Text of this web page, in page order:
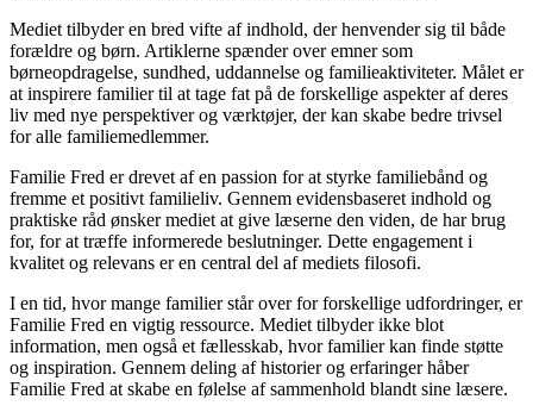
Mediet tilbyder en bred vifte af indhold, der henvender sig til både
forældre og børn. Artiklerne spænder over emner som
børneopdragelse, sundhed, uddannelse og familieaktiviteter. Målet er
at inspirere familier til at tage fat på de forskellige aspekter af deres
liv med nye perspektiver og værktøjer, der kan skabe bedre trivsel
for alle familiemedlemmer.
Familie Fred er drevet af en passion for at styrke familiebånd og
fremme et positivt familieliv. Gennem evidensbaseret indhold og
praktiske råd ønsker mediet at give læserne den viden, de har brug
for, for at træffe informerede beslutninger. Dette engagement i
kvalitet og relevans er en central del af mediets filosofi.
I en tid, hvor mange familier står over for forskellige udfordringer, er
Familie Fred en vigtig ressource. Mediet tilbyder ikke blot
information, men også et fællesskab, hvor familier kan finde støtte
og inspiration. Gennem deling af historier og erfaringer håber
Familie Fred at skabe en følelse af sammenhold blandt sine læsere.